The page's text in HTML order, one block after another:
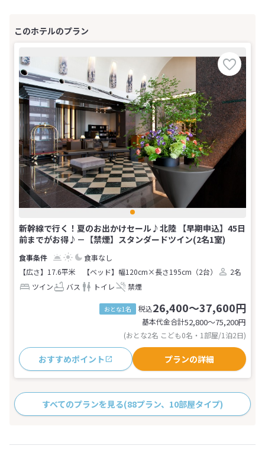
新幹線で行く！夏のお出かけセール♪北陸 【早期申込】45日
前までがお得♪－【禁煙】スタンダードツイン(2名1室)
食事なし
【広さ】17.6平米
【ベッド】幅120cm×長さ195cm（2台）
2名
ツイン
バス トイレ 禁煙
おとな1名 税込26,400～37,600円
基本代金合計52,800〜75,200円
(おとな2名 こども0名・1部屋/1泊2日)
おすすめポイント プランの詳細
すべてのプランを見る(88プラン、10部屋タイプ)